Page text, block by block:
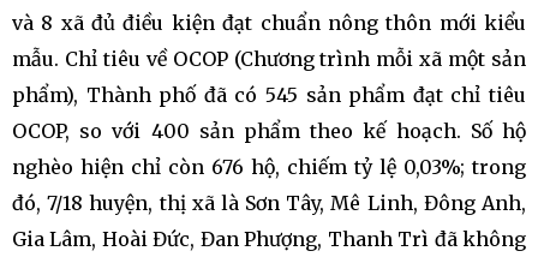
và 8 xã đủ điều kiện đạt chuẩn nông thôn mới kiểu
mẫu. Chỉ tiêu về OCOP (Chương trình mỗi xã một sản
phẩm), Thành phố đã có 545 sản phẩm đạt chỉ tiêu
OCOP, so với 400 sản phẩm theo kế hoạch. Số hộ
nghèo hiện chỉ còn 676 hộ, chiếm tỷ lệ 0,03%; trong
đó, 7/18 huyện, thị xã là Sơn Tây, Mê Linh, Đông Anh,
Gia Lâm, Hoài Đức, Đan Phượng, Thanh Trì đã không